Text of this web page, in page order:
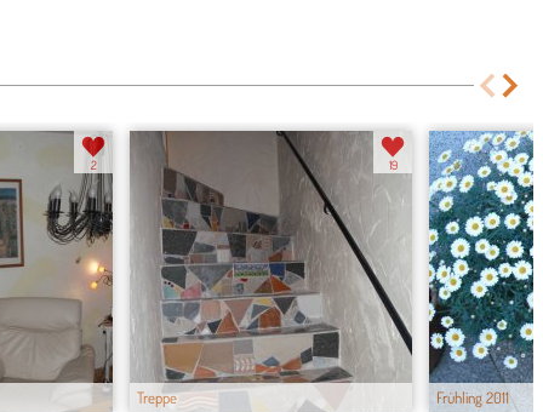
2
Treppe
19
Frühling 2011